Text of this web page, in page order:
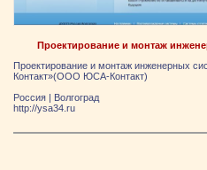
Проектирование и монтаж
Проектирование и монтаж инженерных
Контакт»(ООО ЮСА-Контакт)
Россия | Волгоград
http://ysa34.ru